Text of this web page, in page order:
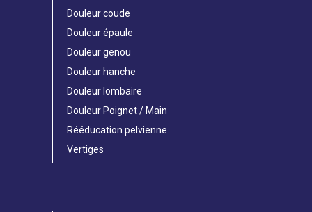
Douleur coude
Douleur épaule
Douleur genou
Douleur hanche
Douleur lombaire
Douleur Poignet / Main
Rééducation pelvienne
Vertiges